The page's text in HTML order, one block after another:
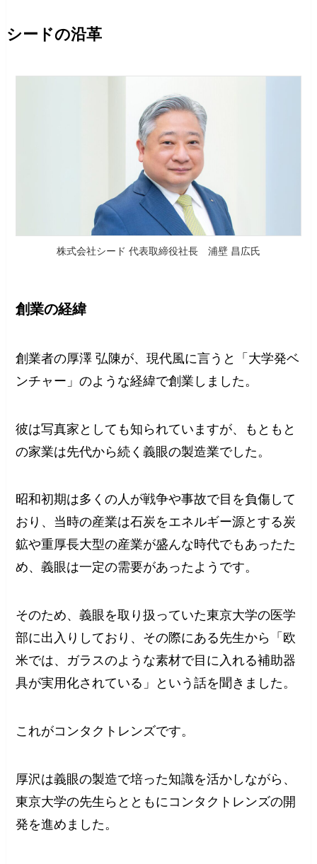
シードの沿革
株式会社シード 代表取締役社長 浦壁 昌広氏
創業の経緯
創業者の厚澤 弘陳が、現代風に言うと「大学発ベ
ンチャー」のような経緯で創業しました。
彼は写真家としても知られていますが、もともと
の家業は先代から続く義眼の製造業でした。
昭和初期は多くの人が戦争や事故で目を負傷して
おり、当時の産業は石炭をエネルギー源とする炭
鉱や重厚長大型の産業が盛んな時代でもあったた
め、義眼は一定の需要があったようです。
そのため、義眼を取り扱っていた東京大学の医学
部に出入りしており、その際にある先生から「欧
米では、ガラスのような素材で目に入れる補助器
具が実用化されている」という話を聞きました。
これがコンタクトレンズです。
厚沢は義眼の製造で培った知識を活かしながら、
東京大学の先生らとともにコンタクトレンズの開
発を進めました。